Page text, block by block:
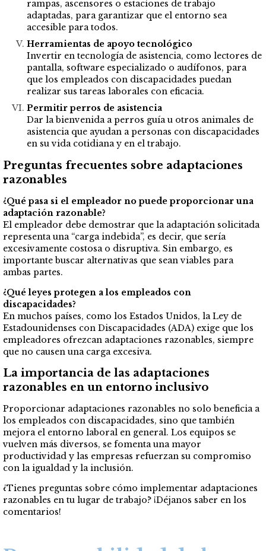
rampas, ascensores o estaciones de trabajo
adaptadas, para garantizar que el entorno sea
accesible para todos.
Herramientas de apoyo tecnológico
Invertir en tecnología de asistencia, como lectores de
pantalla, software especializado o audífonos, para
que los empleados con discapacidades puedan
realizar sus tareas laborales con eficacia.
Permitir perros de asistencia
Dar la bienvenida a perros guía u otros animales de
asistencia que ayudan a personas con discapacidades
en su vida cotidiana y en el trabajo.
Preguntas frecuentes sobre adaptaciones
razonables
¿Qué pasa si el empleador no puede proporcionar una
adaptación razonable?
El empleador debe demostrar que la adaptación solicitada
representa una “carga indebida”, es decir, que sería
excesivamente costosa o disruptiva. Sin embargo, es
importante buscar alternativas que sean viables para
ambas partes.
¿Qué leyes protegen a los empleados con
discapacidades?
En muchos países, como los Estados Unidos, la Ley de
Estadounidenses con Discapacidades (ADA) exige que los
empleadores ofrezcan adaptaciones razonables, siempre
que no causen una carga excesiva.
La importancia de las adaptaciones
razonables en un entorno inclusivo
Proporcionar adaptaciones razonables no solo beneficia a
los empleados con discapacidades, sino que también
mejora el entorno laboral en general. Los equipos se
vuelven más diversos, se fomenta una mayor
productividad y las empresas refuerzan su compromiso
con la igualdad y la inclusión.
¿Tienes preguntas sobre cómo implementar adaptaciones
razonables en tu lugar de trabajo? ¡Déjanos saber en los
comentarios!